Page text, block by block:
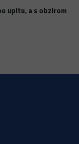
upitu, a s obzirom